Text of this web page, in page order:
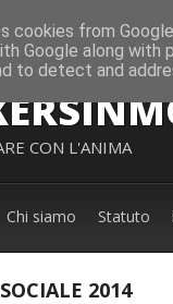
CON L'ANIMA
Chi siamo Statuto
2014
cookies from
Google along
to detect and